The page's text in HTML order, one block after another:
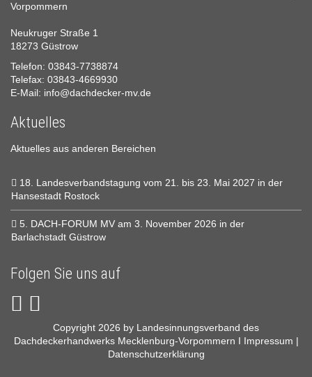
Vorpommern
Neukruger Straße 1
18273 Güstrow
Telefon: 03843-7738874
Telefax: 03843-4669930
E-Mail: info@dachdecker-mv.de
Aktuelles
Aktuelles aus anderen Bereichen
18. Landesverbandstagung vom 21. bis 23. Mai 2027 in der
Hansestadt Rostock
5. DACH-FORUM MV am 3. November 2026 in der
Barlachstadt Güstrow
Folgen Sie uns auf
Copyright 2026 by Landesinnungsverband des
Dachdeckerhandwerks Mecklenburg-Vorpommern I Impressum |
Datenschutzerklärung